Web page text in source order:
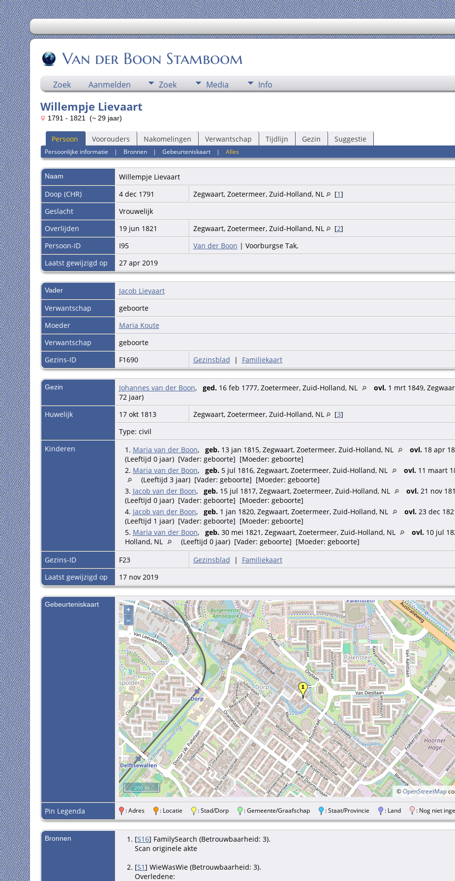
Van der Boon Stamboom
Zoek Aanmelden Zoek Media Info
Willempje Lievaart
1791 - 1821 (~ 29 jaar)
Persoon Voorouders Nakomelingen Verwantschap Tijdlijn Gezin Suggestie
Persoonlijke informatie | Bronnen| Gebeurteniskaart| Alles
Naam Willempje Lievaart
Doop (CHR)
4 dec 1791 Zegwaart, Zoetermeer, Zuid-Holland, NL [1]
Geslacht
Vrouwelijk
Overlijden
19 jun 1821 Zegwaart, Zoetermeer, Zuid-Holland, NL [2]
Persoon-ID
I95 Van der Boon | Voorburgse Tak,
Laatst gewijzigd op
27 apr 2019
Vader
Jacob Lievaart
Verwantschap
geboorte
Moeder
Maria Koute
Verwantschap
geboorte
Gezins-ID
F1690 Gezinsblad | Familiekaart
Gezin Johannes van der Boon, ged.16 feb 1777, Zoetermeer, Zuid-Holland, NL ovl.1 mrt 1849,
72 jaar)
Huwelijk
17 okt 1813 Zegwaart, Zoetermeer, Zuid-Holland, NL [3]
Type: civil
Kinderen
1. Maria van der Boon, geb.13 jan 1815, Zegwaart, Zoetermeer, Zuid-Holland, NL ovl.18 apr
(Leeftijd 0 jaar) [Vader: geboorte] [Moeder: geboorte]
2. Maria van der Boon, geb.5 jul 1816, Zegwaart, Zoetermeer, Zuid-Holland, NL ovl.11 maart
(Leeftijd 3 jaar) [Vader: geboorte] [Moeder: geboorte]
3. Jacob van der Boon, geb.15 jul 1817, Zegwaart, Zoetermeer, Zuid-Holland, NL ovl.21 nov
(Leeftijd 0 jaar) [Vader: geboorte] [Moeder: geboorte]
4. Jacob van der Boon, geb.1 jan 1820, Zegwaart, Zoetermeer, Zuid-Holland, NL ovl.23 dec
(Leeftijd 1 jaar) [Vader: geboorte] [Moeder: geboorte]
5. Maria van der Boon, geb.30 mei 1821, Zegwaart, Zoetermeer, Zuid-Holland, NL ovl.10 jul
Holland, NL
(Leeftijd 0 jaar) [Vader: geboorte] [Moeder: geboorte]
Gezins-ID
F23 Gezinsblad | Familiekaart
Laatst gewijzigd op
17 nov 2019
Gebeurteniskaart
+
–
©OpenStreetMap
200 m
Pin Legenda : Adres : Locatie : Stad/Dorp : Gemeente/Graafschap : Staat/Provincie : Land : Nog niet
Bronnen [S16] FamilySearch (Betrouwbaarheid: 3).
Scan originele akte
[S1] WieWasWie (Betrouwbaarheid: 3).
Overledene: